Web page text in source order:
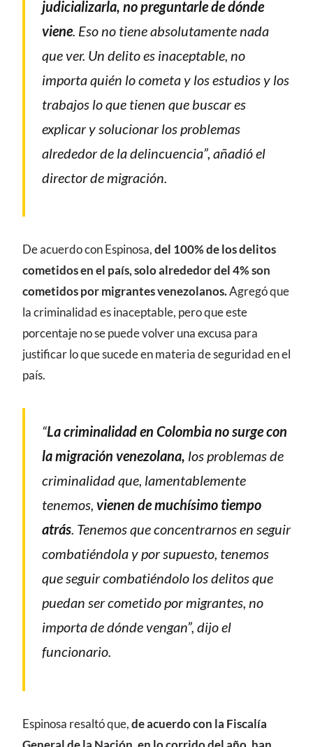
judicializarla, no preguntarle de dónde
viene. Eso no tiene absolutamente nada
que ver. Un delito es inaceptable, no
importa quién lo cometa y los estudios y los
trabajos lo que tienen que buscar es
explicar y solucionar los problemas
alrededor de la delincuencia”, añadió el
director de migración.
De acuerdo con Espinosa,del 100% de los delitos
cometidos en el país, solo alrededor del 4% son
cometidos por migrantes venezolanos.Agregó que
la criminalidad es inaceptable, pero que este
porcentaje no se puede volver una excusa para
justificar lo que sucede en materia de seguridad en el
país.
“La criminalidad en Colombia no surge con
la migración venezolana, los problemas de
criminalidad que, lamentablemente
tenemos, vienen de muchísimo tiempo
atrás. Tenemos que concentrarnos en seguir
combatiéndola y por supuesto, tenemos
que seguir combatiéndolo los delitos que
puedan ser cometido por migrantes, no
importa de dónde vengan”, dijo el
funcionario.
Espinosa resaltó que,de acuerdo con la Fiscalía